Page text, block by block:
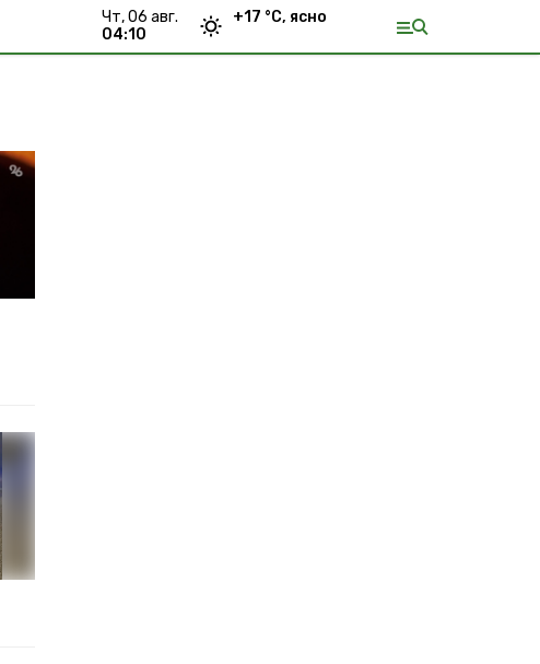
чт, 06 авг.
04:10
+17 °С, ясно